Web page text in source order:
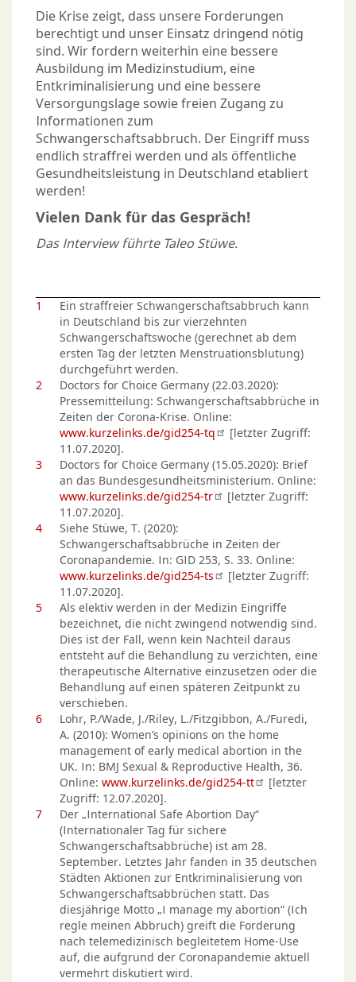
Die Krise zeigt, dass unsere Forderungen
berechtigt und unser Einsatz dringend nötig
sind. Wir fordern weiterhin eine bessere
Ausbildung im Medizinstudium, eine
Entkriminalisierung und eine bessere
Versorgungslage sowie freien Zugang zu
Informationen zum
Schwangerschaftsabbruch. Der Eingriff muss
endlich straffrei werden und als öffentliche
Gesundheitsleistung in Deutschland etabliert
werden!
Vielen Dank für das Gespräch!
Das Interview führte Taleo Stüwe.
1
Ein straffreier Schwangerschaftsabbruch kann
in Deutschland bis zur vierzehnten
Schwangerschaftswoche (gerechnet ab dem
ersten Tag der letzten Menstruationsblutung)
durchgeführt werden.
2
Doctors for Choice Germany (22.03.2020):
Pressemitteilung: Schwangerschaftsabbrüche in
Zeiten der Corona-Krise. Online:
www.kurzelinks.de/gid254-tq
[letzter Zugriff:
11.07.2020].
3
Doctors for Choice Germany (15.05.2020): Brief
an das Bundesgesundheitsministerium. Online:
www.kurzelinks.de/gid254-tr
[letzter Zugriff:
11.07.2020].
4
Siehe Stüwe, T. (2020):
Schwangerschaftsabbrüche in Zeiten der
Coronapandemie. In: GID 253, S. 33. Online:
www.kurzelinks.de/gid254-ts
[letzter Zugriff:
11.07.2020].
5
Als elektiv werden in der Medizin Eingriffe
bezeichnet, die nicht zwingend notwendig sind.
Dies ist der Fall, wenn kein Nachteil daraus
entsteht auf die Behandlung zu verzichten, eine
therapeutische Alternative einzusetzen oder die
Behandlung auf einen späteren Zeitpunkt zu
verschieben.
6
Lohr, P./Wade, J./Riley, L./Fitzgibbon, A./Furedi,
A. (2010): Women’s opinions on the home
management of early medical abortion in the
UK. In: BMJ Sexual & Reproductive Health, 36.
Online: www.kurzelinks.de/gid254-tt
[letzter
Zugriff: 12.07.2020].
7
Der „International Safe Abortion Day“
(Internationaler Tag für sichere
Schwangerschaftsabbrüche) ist am 28.
September. Letztes Jahr fanden in 35 deutschen
Städten Aktionen zur Entkriminalisierung von
Schwangerschaftsabbrüchen statt. Das
diesjährige Motto „I manage my abortion“ (Ich
regle meinen Abbruch) greift die Forderung
nach telemedizinisch begleitetem Home-Use
auf, die aufgrund der Coronapandemie aktuell
vermehrt diskutiert wird.